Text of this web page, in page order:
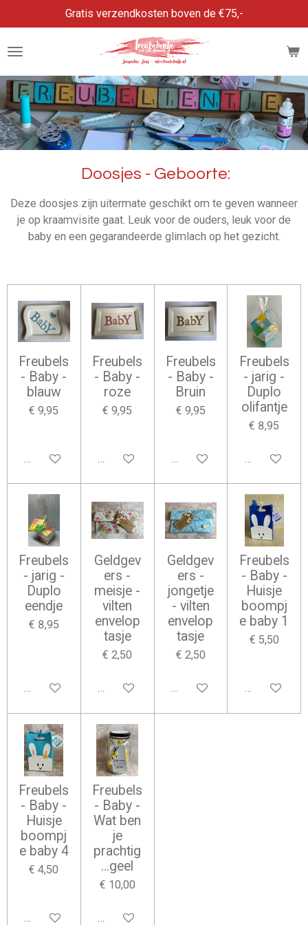
direct
naar
hoofdinhoud
Gratis verzendkosten boven de €75,-
Doosjes - Geboorte:
Deze doosjes zijn uitermate geschikt om te geven wanneer
je op kraamvisite gaat. Leuk voor de ouders, leuk voor de
baby en een gegarandeerde glimlach op het gezicht.
Freubels
- Baby -
blauw
€ 9,95
Bekijk details
Freubels
- Baby -
roze
€ 9,95
Bekijk details
Freubels
- Baby -
Bruin
€ 9,95
Bekijk details
Freubels
- jarig -
Duplo
olifantje
€ 8,95
Bekijk details
Freubels
- jarig -
Duplo
eendje
€ 8,95
Bekijk details
Geldgev
ers -
meisje -
vilten
envelop
tasje
€ 2,50
Bekijk details
Geldgev
ers -
jongetje
- vilten
envelop
tasje
€ 2,50
Bekijk details
Freubels
- Baby -
Huisje
boompj
e baby 1
€ 5,50
Bekijk details
Freubels
- Baby -
Huisje
boompj
e baby 4
€ 4,50
Bekijk details
Freubels
- Baby -
Wat ben
je
prachtig
…geel
€ 10,00
Bekijk details